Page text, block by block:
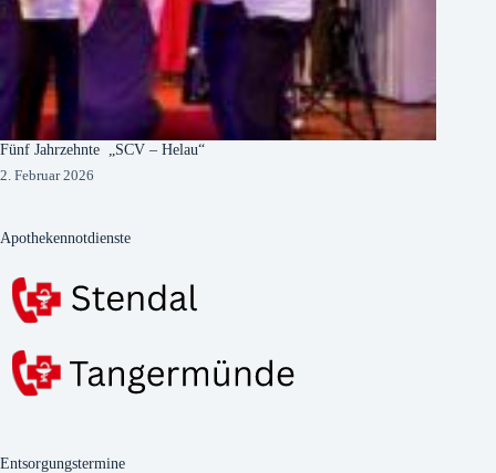
Fünf Jahrzehnte „SCV – Helau“
2. Februar 2026
Apothekennotdienste
Entsorgungstermine